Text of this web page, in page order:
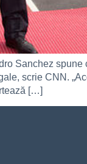
Sanchez
scrie CNN.
[…]